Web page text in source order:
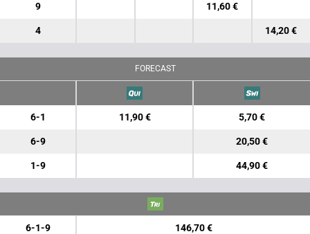
9 11,60 €
4 14,20 €
FORECAST
6-1 11,90 € 5,70 €
6-9 20,50 €
1-9 44,90 €
6-1-9 146,70 €